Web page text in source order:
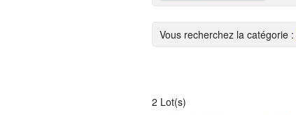
Vous recherchez la catégorie :
2 Lot(s)